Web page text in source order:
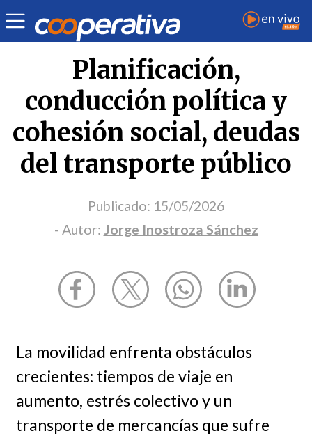
Opinión | Jorge Inostroza Sánchez
Planificación,
conducción política y
cohesión social, deudas
del transporte público
Publicado: 15/05/2026
- Autor: Jorge Inostroza Sánchez
La movilidad enfrenta obstáculos
crecientes: tiempos de viaje en
aumento, estrés colectivo y un
transporte de mercancías que sufre